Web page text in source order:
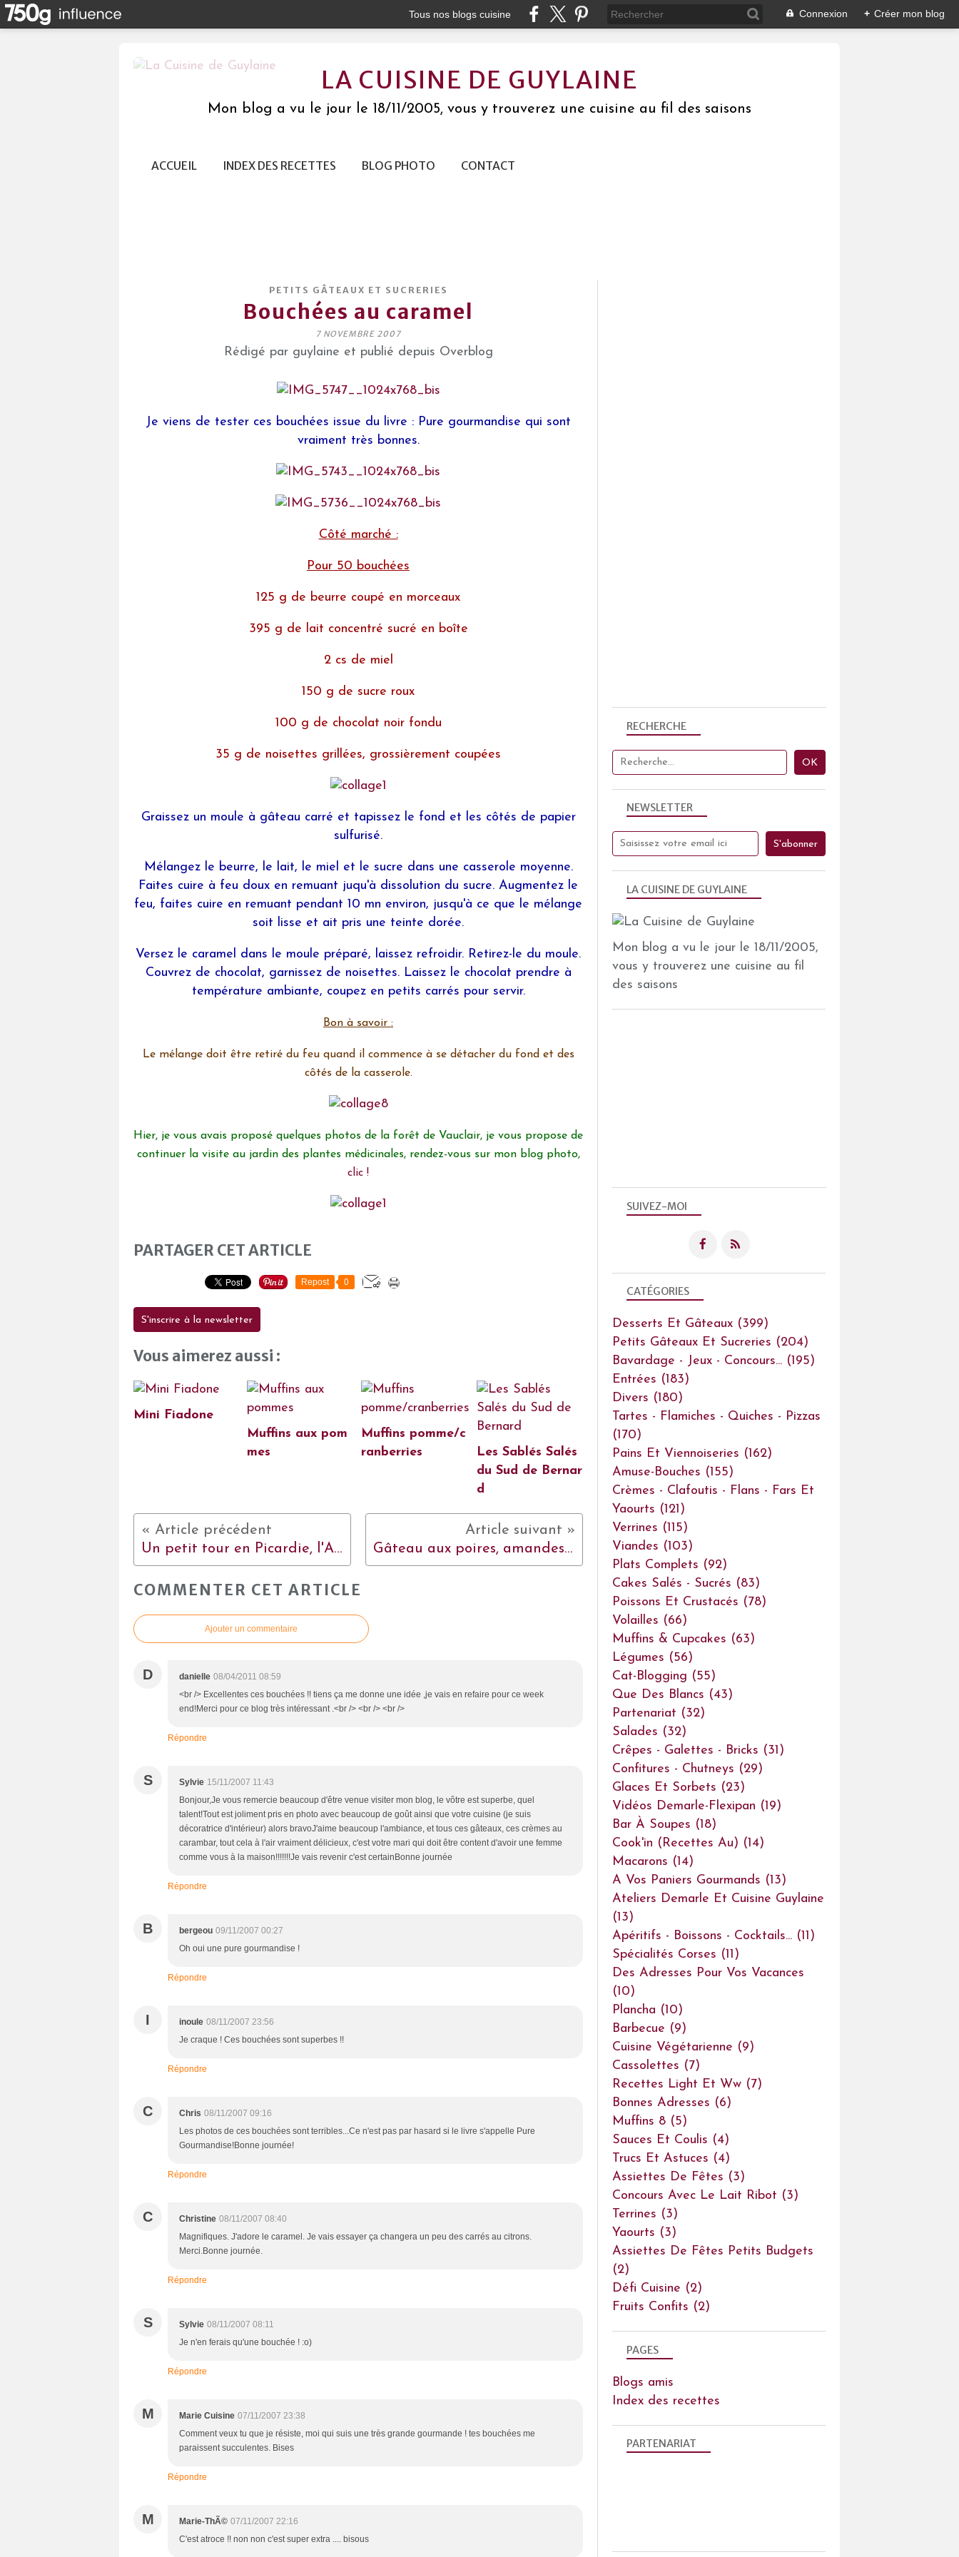
Tous nos blogs cuisine Connexion + Créer mon blog
LA CUISINE DE GUYLAINE
Mon blog a vu le jour le 18/11/2005, vous y trouverez une cuisine au fil des saisons
ACCUEIL INDEX DES RECETTES BLOG PHOTO CONTACT
PETITS GÂTEAUX ET SUCRERIES
Bouchées au caramel
7 NOVEMBRE 2007
Rédigé par guylaine et publié depuis Overblog
Je viens de tester ces bouchées issue du livre : Pure gourmandise qui sont
vraiment très bonnes.
Côté marché :
Pour 50 bouchées
125 g de beurre coupé en morceaux
395 g de lait concentré sucré en boîte
2 cs de miel
150 g de sucre roux
100 g de chocolat noir fondu
35 g de noisettes grillées, grossièrement coupées
Graissez un moule à gâteau carré et tapissez le fond et les côtés de papier
sulfurisé.
Mélangez le beurre, le lait, le miel et le sucre dans une casserole moyenne.
Faites cuire à feu doux en remuant juqu'à dissolution du sucre. Augmentez le
feu, faites cuire en remuant pendant 10 mn environ, jusqu'à ce que le mélange
soit lisse et ait pris une teinte dorée.
Versez le caramel dans le moule préparé, laissez refroidir. Retirez-le du moule.
Couvrez de chocolat, garnissez de noisettes. Laissez le chocolat prendre à
température ambiante, coupez en petits carrés pour servir.
Bon à savoir :
Le mélange doit être retiré du feu quand il commence à se détacher du fond et des
côtés de la casserole.
Hier, je vous avais proposé quelques photos de la forêt de Vauclair, je vous propose de
continuer la visite au jardin des plantes médicinales, rendez-vous sur mon blog photo,
clic !
PARTAGER CET ARTICLE
Repost 0
S'inscrire à la newsletter
Vous aimerez aussi :
Mini Fiadone
Muffins aux pom
mes
Muffins pomme/c
ranberries
Les Sablés Salés
du Sud de Bernar
d
Un petit tour en Picardie, l'Abbaye de Vauclair, Center Parcs et des Muffins à la citrouille Gâteau aux poires, amandes et fruits de la passion
COMMENTER CET ARTICLE
Ajouter un commentaire
D danielle 08/04/2011 08:59
<br /> Excellentes ces bouchées !! tiens ça me donne une idée ,je vais en refaire pour ce week
end!Merci pour ce blog très intéressant .<br /> <br /> <br />
Répondre
S Sylvie 15/11/2007 11:43
Bonjour,Je vous remercie beaucoup d'être venue visiter mon blog, le vôtre est superbe, quel
talent!Tout est joliment pris en photo avec beaucoup de goût ainsi que votre cuisine (je suis
décoratrice d'intérieur) alors bravoJ'aime beaucoup l'ambiance, et tous ces gâteaux, ces crèmes au
carambar, tout cela à l'air vraiment délicieux, c'est votre mari qui doit être content d'avoir une femme
comme vous à la maison!!!!!!!Je vais revenir c'est certainBonne journée
Répondre
B bergeou 09/11/2007 00:27
Oh oui une pure gourmandise !
Répondre
I inoule 08/11/2007 23:56
Je craque ! Ces bouchées sont superbes !!
Répondre
C Chris 08/11/2007 09:16
Les photos de ces bouchées sont terribles...Ce n'est pas par hasard si le livre s'appelle Pure
Gourmandise!Bonne journée!
Répondre
C Christine 08/11/2007 08:40
Magnifiques. J'adore le caramel. Je vais essayer ça changera un peu des carrés au citrons.
Merci.Bonne journée.
Répondre
S Sylvie 08/11/2007 08:11
Je n'en ferais qu'une bouchée ! :o)
Répondre
M Marie Cuisine 07/11/2007 23:38
Comment veux tu que je résiste, moi qui suis une très grande gourmande ! tes bouchées me
paraissent succulentes. Bises
Répondre
M Marie-ThÃ© 07/11/2007 22:16
C'est atroce !! non non c'est super extra .... bisous
NEWSLETTER
SUIVEZ-MOI
RECHERCHE
LA CUISINE DE GUYLAINE
Mon blog a vu le jour le 18/11/2005,
vous y trouverez une cuisine au fil
des saisons
PAGES
Blogs amis
Index des recettes
CATÉGORIES
Desserts Et Gâteaux (399)
Petits Gâteaux Et Sucreries (204)
Bavardage - Jeux - Concours... (195)
Entrées (183)
Divers (180)
Tartes - Flamiches - Quiches - Pizzas
(170)
Pains Et Viennoiseries (162)
Amuse-Bouches (155)
Crèmes - Clafoutis - Flans - Fars Et
Yaourts (121)
Verrines (115)
Viandes (103)
Plats Complets (92)
Cakes Salés - Sucrés (83)
Poissons Et Crustacés (78)
Volailles (66)
Muffins & Cupcakes (63)
Légumes (56)
Cat-Blogging (55)
Que Des Blancs (43)
Partenariat (32)
Salades (32)
Crêpes - Galettes - Bricks (31)
Confitures - Chutneys (29)
Glaces Et Sorbets (23)
Vidéos Demarle-Flexipan (19)
Bar À Soupes (18)
Cook'in (recettes Au) (14)
Macarons (14)
A Vos Paniers Gourmands (13)
Ateliers Demarle Et Cuisine Guylaine
(13)
Apéritifs - Boissons - Cocktails... (11)
Spécialités Corses (11)
Des Adresses Pour Vos Vacances
(10)
Plancha (10)
Barbecue (9)
Cuisine Végétarienne (9)
Cassolettes (7)
Recettes Light Et Ww (7)
Bonnes Adresses (6)
Muffins 8 (5)
Sauces Et Coulis (4)
Trucs Et Astuces (4)
Assiettes De Fêtes (3)
Concours Avec Le Lait Ribot (3)
Terrines (3)
Yaourts (3)
Assiettes De Fêtes Petits Budgets
(2)
Défi Cuisine (2)
Fruits Confits (2)
PARTENARIAT